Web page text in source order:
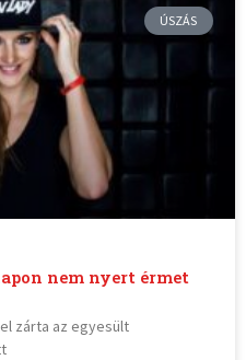
ÚSZÁS
nem nyert érmet
zárta az egyesült